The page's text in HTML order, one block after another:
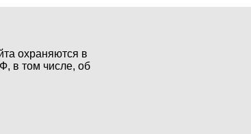
охраняются в
в том числе, об